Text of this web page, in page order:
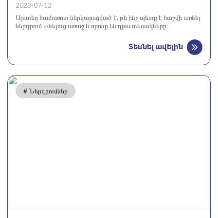
2023-07-12
Այստեղ համառոտ ներկայացված է, թե ինչ պետք է հաշվի առնել
ներդրում անելուց առաջ և որոնք են դրա տեսակները։
Տեսնել ավելին
# Ներդրումներ